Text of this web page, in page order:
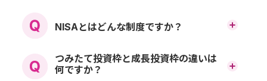
NISAとはどんな制度ですか？
NISAは、中長期の資産運用
つみたて投資枠と成長投資枠の違いは
何ですか？